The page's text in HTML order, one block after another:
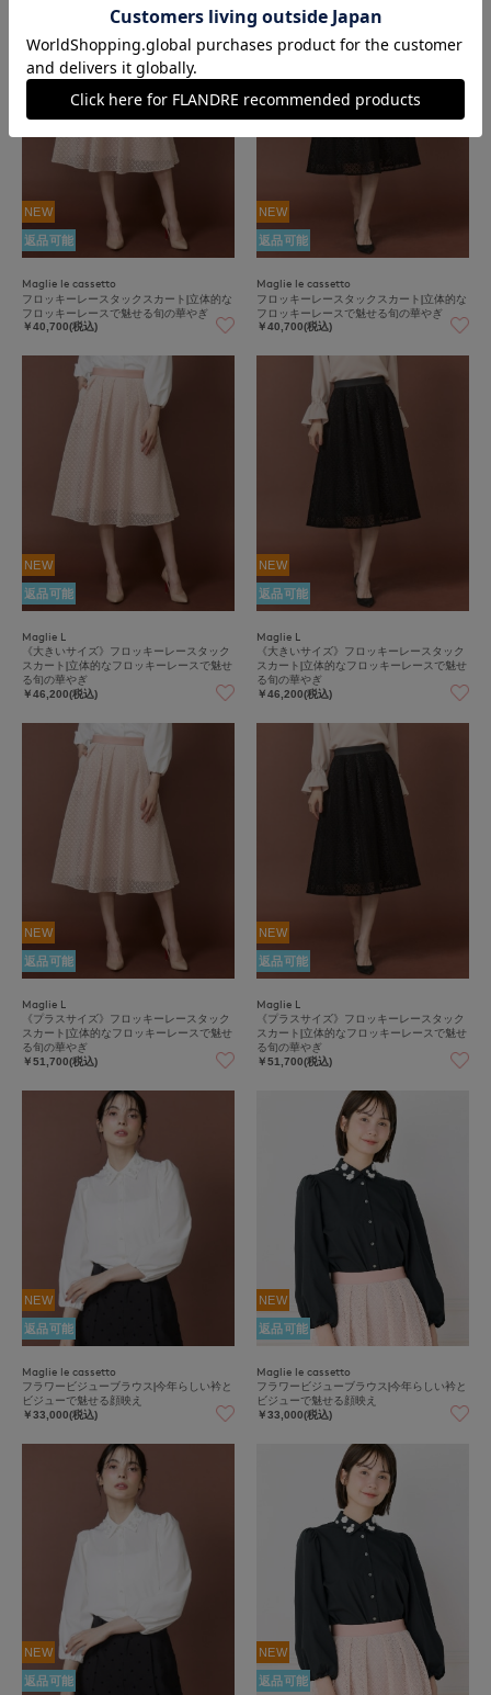
NEW
返品可能
Maglie le cassetto
フロッキーレースタックスカート|立体的な
フロッキーレースで魅せる旬の華やぎ
￥40,700(税込)
NEW
返品可能
Maglie le cassetto
フロッキーレースタックスカート|立体的な
フロッキーレースで魅せる旬の華やぎ
￥40,700(税込)
NEW
返品可能
Maglie L
《大きいサイズ》フロッキーレースタック
スカート|立体的なフロッキーレースで魅せ
る旬の華やぎ
￥46,200(税込)
NEW
返品可能
Maglie L
《大きいサイズ》フロッキーレースタック
スカート|立体的なフロッキーレースで魅せ
る旬の華やぎ
￥46,200(税込)
NEW
返品可能
Maglie L
《プラスサイズ》フロッキーレースタック
スカート|立体的なフロッキーレースで魅せ
る旬の華やぎ
￥51,700(税込)
NEW
返品可能
Maglie L
《プラスサイズ》フロッキーレースタック
スカート|立体的なフロッキーレースで魅せ
る旬の華やぎ
￥51,700(税込)
NEW
返品可能
Maglie le cassetto
フラワービジューブラウス|今年らしい衿と
ビジューで魅せる顔映え
￥33,000(税込)
NEW
返品可能
Maglie le cassetto
フラワービジューブラウス|今年らしい衿と
ビジューで魅せる顔映え
￥33,000(税込)
NEW
返品可能
NEW
返品可能